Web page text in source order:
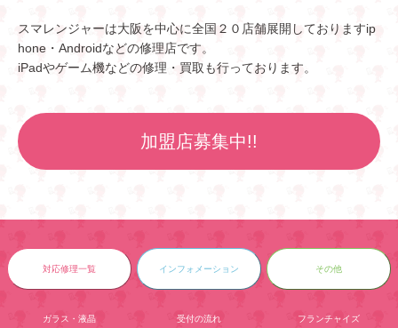
スマレンジャーは大阪を中心に全国２０店舗展開しておりますip
hone・Androidなどの修理店です。
iPadやゲーム機などの修理・買取も行っております。
加盟店募集中!!
対応修理一覧
ガラス・液晶
インフォメーション
受付の流れ
その他
フランチャイズ